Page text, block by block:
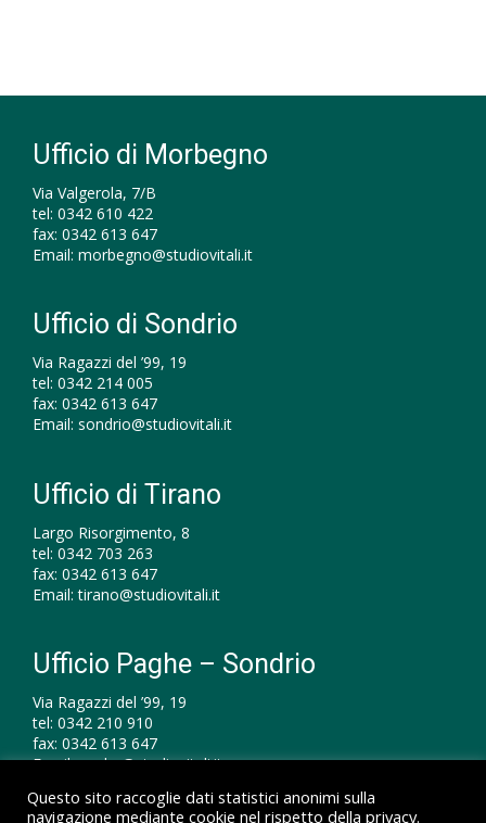
Ufficio di Morbegno
Via Valgerola, 7/B
tel: 0342 610 422
fax: 0342 613 647
Email: morbegno@studiovitali.it
Ufficio di Sondrio
Via Ragazzi del ’99, 19
tel: 0342 214 005
fax: 0342 613 647
Email: sondrio@studiovitali.it
Ufficio di Tirano
Largo Risorgimento, 8
tel: 0342 703 263
fax: 0342 613 647
Email:tirano@studiovitali.it
Ufficio Paghe – Sondrio
Via Ragazzi del ’99, 19
tel: 0342 210 910
fax: 0342 613 647
Email:paghe@studiovitali.it
Questo sito raccoglie dati statistici anonimi sulla
navigazione mediante cookie nel rispetto della privacy.